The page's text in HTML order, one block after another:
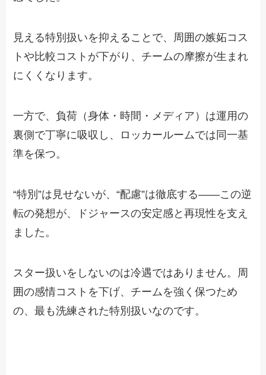
見える特別扱いを抑えることで、周囲の嫉妬コス
トや比較コストが下がり、チームの摩擦が生まれ
にくくなります。
一方で、負荷（身体・時間・メディア）は運用の
裏側で丁寧に吸収し、ロッカールームでは同一基
準を保つ。
“特別”は見せないが、“配慮”は徹底する——この逆
転の発想が、ドジャースの安定感と再現性を支え
ました。
スター扱いをしないのは冷遇ではありません。周
囲の感情コストを下げ、チームを強く保つため
の、最も洗練された特別扱いなのです。